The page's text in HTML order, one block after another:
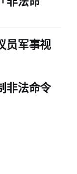
员军事视
非法命令